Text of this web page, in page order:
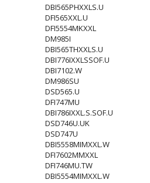
DBI565PHXXLS.U
DFI565XXL.U
DFI5554MKXXL
DM985I
DBI565THXXLS.U
DBI776IXXLSSOF.U
DBI7102.W
DM986SU
DSD565.U
DFI747MU
DBI786IXXL.S.SOF.U
DSD746U.UK
DSD747U
DBI5558MIMXXL.W
DFI7602MMXXL
DFI746MU.TW
DBI5554MIMXXL.W